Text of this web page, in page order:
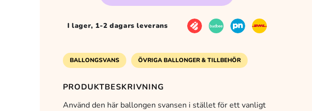
I lager, 1-2 dagars leverans
BALLONGSVANS ÖVRIGA BALLONGER & TILLBEHÖR
PRODUKTBESKRIVNING
Använd den här ballongen svansen i stället för ett vanligt